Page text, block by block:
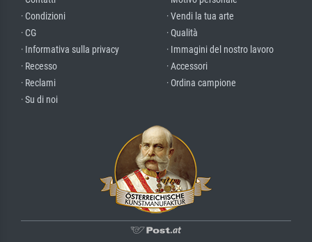
· Condizioni
· CG
· Informativa sulla privacy
· Recesso
· Reclami
· Su di noi
· Vendi la tua arte
· Qualità
· Immagini del nostro lavoro
· Accessori
· Ordina campione